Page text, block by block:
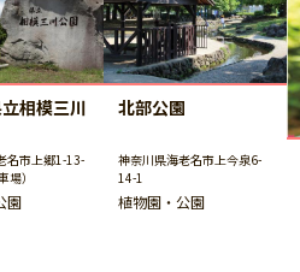
相模三川
名市上郷1-13-
場）
園
北部公園
神奈川県海老名市上今泉6-
14-1
植物園・公園